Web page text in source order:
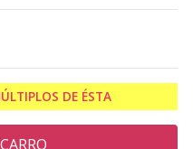
DE ÉSTA